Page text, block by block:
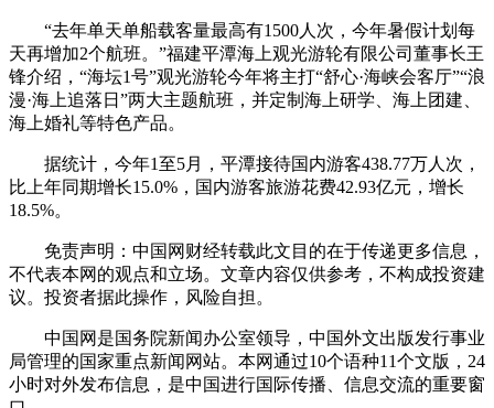
“去年单天单船载客量最高有1500人次，今年暑假计划每
天再增加2个航班。”福建平潭海上观光游轮有限公司董事长王
锋介绍，“海坛1号”观光游轮今年将主打“舒心·海峡会客厅”“浪
漫·海上追落日”两大主题航班，并定制海上研学、海上团建、
海上婚礼等特色产品。
据统计，今年1至5月，平潭接待国内游客438.77万人次，
比上年同期增长15.0%，国内游客旅游花费42.93亿元，增长
18.5%。
免责声明：中国网财经转载此文目的在于传递更多信息，
不代表本网的观点和立场。文章内容仅供参考，不构成投资建
议。投资者据此操作，风险自担。
中国网是国务院新闻办公室领导，中国外文出版发行事业
局管理的国家重点新闻网站。本网通过10个语种11个文版，24
小时对外发布信息，是中国进行国际传播、信息交流的重要窗